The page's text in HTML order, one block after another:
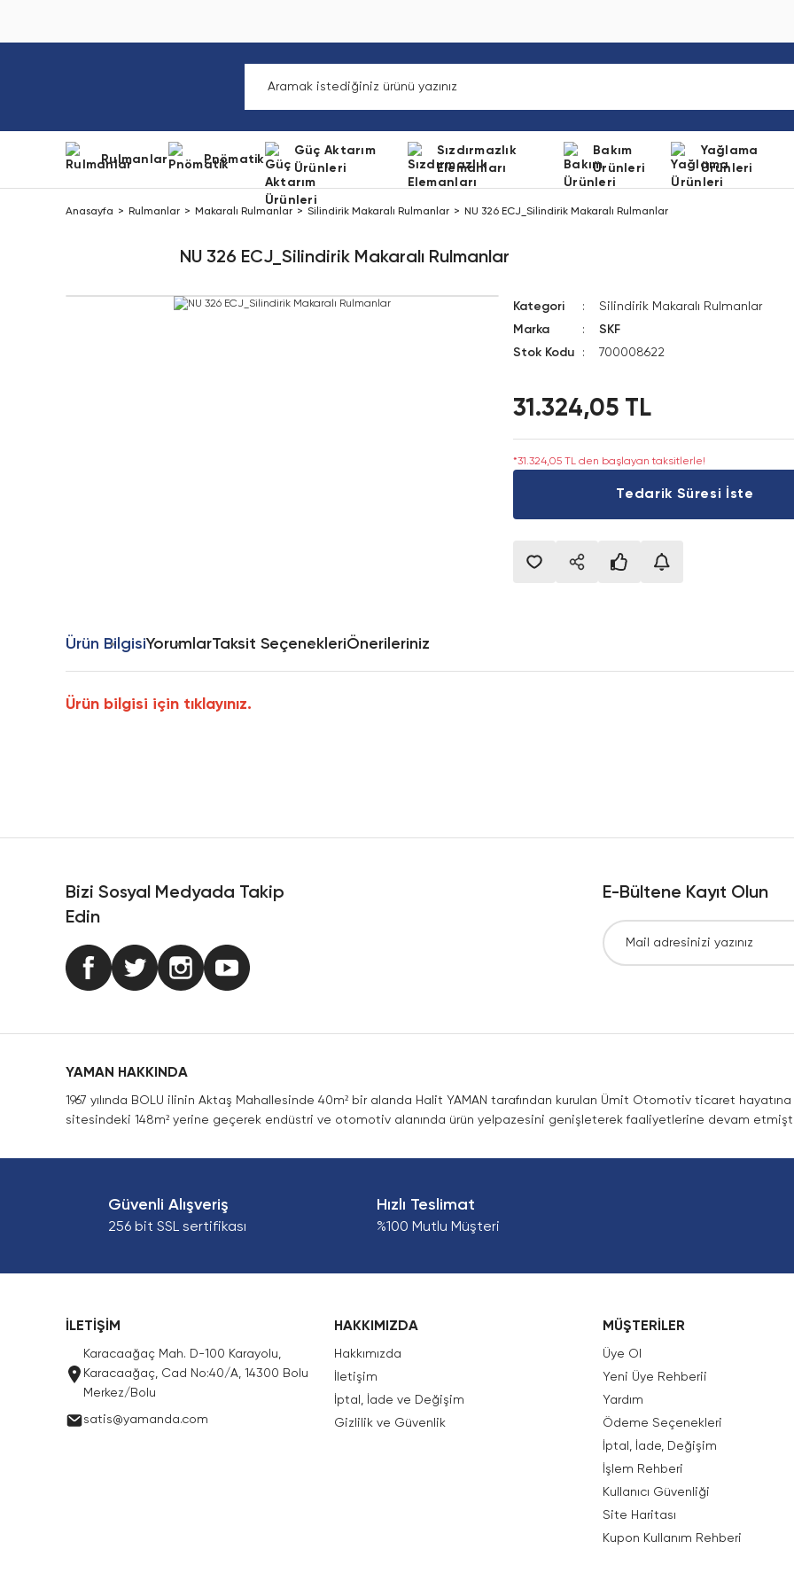
Rulmanlar Pnömatik
Güç Aktarım
Ürünleri
Sızdırmazlık
Elemanları
Bakım
Ürünleri
Yağlama
Ürünleri
Anasayfa Rulmanlar Makaralı Rulmanlar Silindirik Makaralı Rulmanlar NU 326 ECJ_Silindirik Makaralı Rulmanlar
NU 326 ECJ_Silindirik Makaralı Rulmanlar
Kategori
Silindirik Makaralı Rulmanlar
Marka
SKF
Stok Kodu
700008622
31.324,05 TL
*31.324,05 TL den başlayan taksitlerle!
Tedarik Süresi İste
Ürün BilgisiYorumlarTaksit SeçenekleriÖnerileriniz
Ürün bilgisi için tıklayınız.
Bizi Sosyal Medyada Takip
Edin
E-Bültene Kayıt Olun
YAMAN HAKKINDA
1967 yılında BOLU ilinin Aktaş Mahallesinde 40m² bir alanda Halit YAMAN tarafından kurulan Ümit Otomotiv ticaret
sitesindeki 148m² yerine geçerek endüstri ve otomotiv alanında ürün yelpazesini genişleterek faaliyetlerine devam
Güvenli Alışveriş
256 bit SSL sertifikası
Hızlı Teslimat
%100 Mutlu Müşteri
İLETİŞİM
Karacaağaç Mah. D-100 Karayolu,
Karacaağaç, Cad No:40/A, 14300 Bolu
Merkez/Bolu
satis@yamanda.com
HAKKIMIZDA
Hakkımızda
İletişim
İptal, İade ve Değişim
Gizlilik ve Güvenlik
MÜŞTERİLER
Üye Ol
Yeni Üye Rehberii
Yardım
Ödeme Seçenekleri
İptal, İade, Değişim
İşlem Rehberi
Kullanıcı Güvenliği
Site Haritası
Kupon Kullanım Rehberi